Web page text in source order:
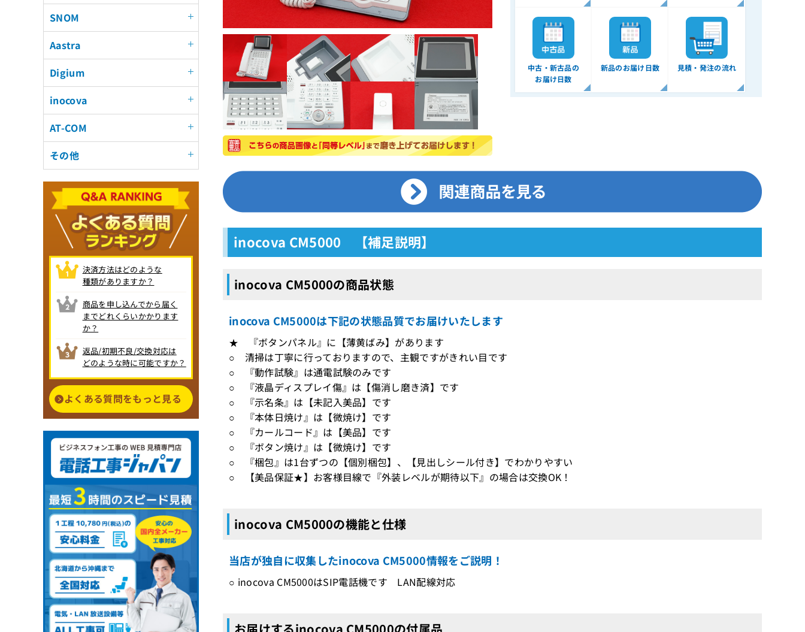
中古・新古品の
お届け日数
新品のお届け日数 見積・発注の流れ
inocova CM5000 【補足説明】
inocova CM5000の商品状態
inocova CM5000は下記の状態品質でお届けいたします
★ 『ボタンパネル』に【薄黄ばみ】があります
○ 清掃は丁寧に行っておりますので、主観ですがきれい目です
○ 『動作試験』は通電試験のみです
○ 『液晶ディスプレイ傷』は【傷消し磨き済】です
○ 『示名条』は【未記入美品】です
○ 『本体日焼け』は【微焼け】です
○ 『カールコード』は【美品】です
○ 『ボタン焼け』は【微焼け】です
○ 『梱包』は1台ずつの【個別梱包】、【見出しシール付き】でわかりやすい
○ 【美品保証★】お客様目線で『外装レベルが期待以下』の場合は交換OK！
inocova CM5000の機能と仕様
当店が独自に収集したinocova CM5000情報をご説明！
○ inocova CM5000はSIP電話機です LAN配線対応
SNOM
Aastra
Digium
inocova
AT-COM
その他
決済方法はどのような
種類がありますか？
商品を申し込んでから届く
までどれくらいかかります
か？
返品/初期不良/交換対応は
どのような時に可能ですか？
よくある質問をもっと見る